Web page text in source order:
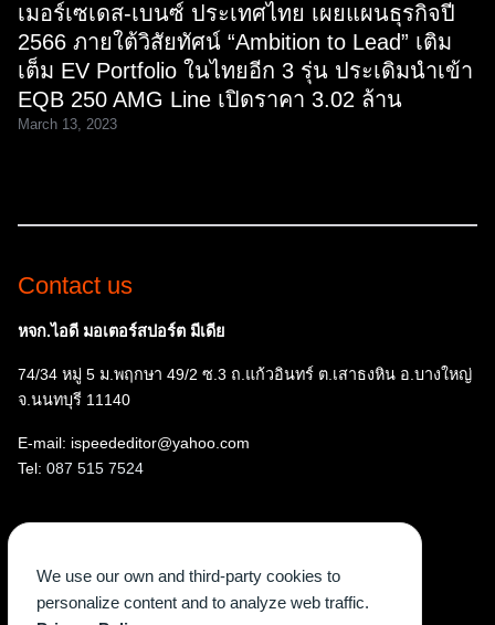
us
เมอร์เซเดส-เบนซ์ ประเทศไทย เผยแผนธุรกิจปี
2566 ภายใต้วิสัยทัศน์ “Ambition to Lead” เติม
เต็ม EV Portfolio ในไทยอีก 3 รุ่น ประเดิมนำเข้า
EQB 250 AMG Line เปิดราคา 3.02 ล้าน
March 13, 2023
Contact us
หจก.ไอดี มอเตอร์สปอร์ต มีเดีย
74/34 หมู่ 5 ม.พฤกษา 49/2 ซ.3 ถ.แก้วอินทร์ ต.เสาธงหิน อ.บางใหญ่
จ.นนทบุรี 11140
E-mail: ispeededitor@yahoo.com
Tel: 087 515 7524
Facebook
Instagram
YouTube
X TikTok
We use our own and third-party cookies to
personalize content and to analyze web traffic.